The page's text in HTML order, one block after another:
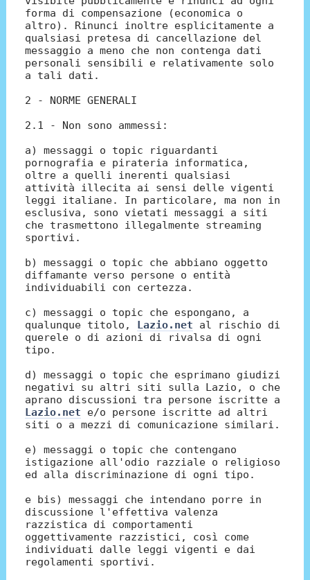
forma di compensazione (economica o
altro). Rinunci inoltre esplicitamente a
qualsiasi pretesa di cancellazione del
messaggio a meno che non contenga dati
personali sensibili e relativamente solo
a tali dati.
2 - NORME GENERALI
2.1 - Non sono ammessi:
a) messaggi o topic riguardanti
pornografia e pirateria informatica,
oltre a quelli inerenti qualsiasi
attività illecita ai sensi delle vigenti
leggi italiane. In particolare, ma non in
esclusiva, sono vietati messaggi a siti
che trasmettono illegalmente streaming
sportivi.
b) messaggi o topic che abbiano oggetto
diffamante verso persone o entità
individuabili con certezza.
c) messaggi o topic che espongano, a
qualunque titolo, Lazio.net al rischio di
querele o di azioni di rivalsa di ogni
tipo.
d) messaggi o topic che esprimano giudizi
negativi su altri siti sulla Lazio, o che
aprano discussioni tra persone iscritte a
Lazio.net e/o persone iscritte ad altri
siti o a mezzi di comunicazione similari.
e) messaggi o topic che contengano
istigazione all'odio razziale o religioso
ed alla discriminazione di ogni tipo.
e bis) messaggi che intendano porre in
discussione l'effettiva valenza
razzistica di comportamenti
oggettivamente razzistici, così come
individuati dalle leggi vigenti e dai
regolamenti sportivi.